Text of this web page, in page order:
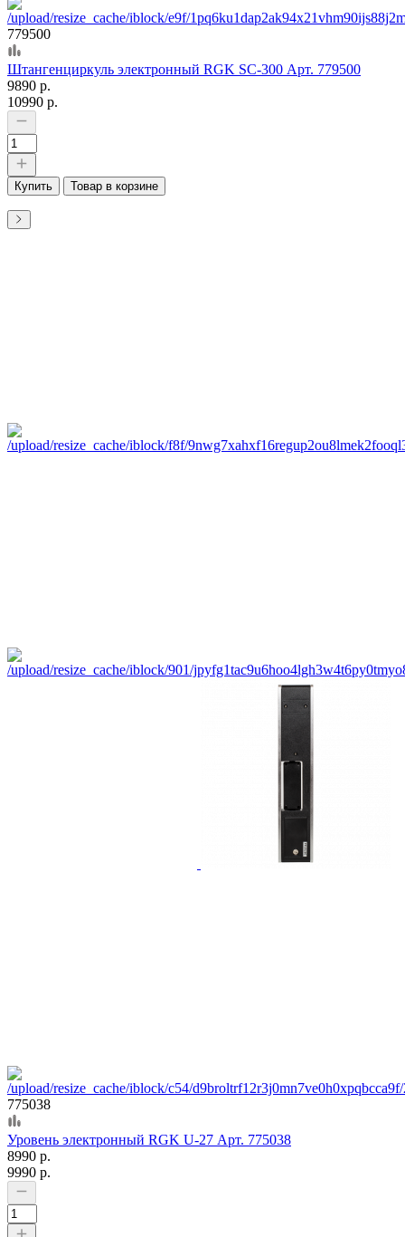
779500
Штангенциркуль электронный RGK SC-300 Арт. 779500
9890 р.
10990 р.
Купить Товар в корзине
775038
Уровень электронный RGK U-27 Арт. 775038
8990 р.
9990 р.